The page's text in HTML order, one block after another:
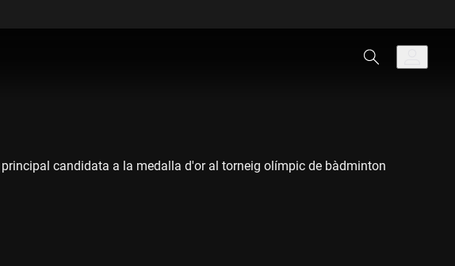
candidata a la medalla d'or al torneig olímpic de bàdminton